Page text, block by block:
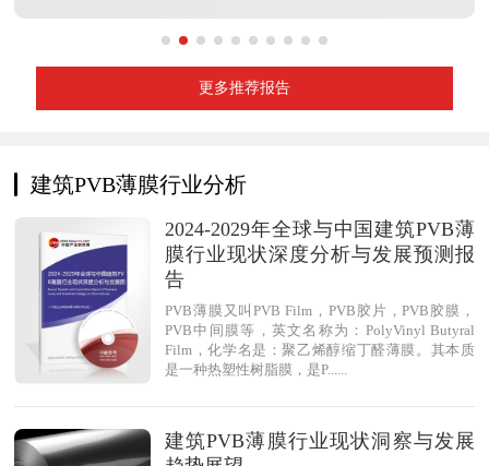
更多推荐报告
建筑PVB薄膜行业分析
2024-2029年全球与中国建筑PVB薄
膜行业现状深度分析与发展预测报
告
PVB薄膜又叫PVB Film，PVB胶片，PVB胶膜，
PVB中间膜等，英文名称为：PolyVinyl Butyral
Film，化学名是：聚乙烯醇缩丁醛薄膜。其本质
是一种热塑性树脂膜，是P......
建筑PVB薄膜行业现状洞察与发展